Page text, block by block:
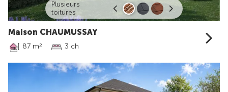
Maison CHAUMUSSAY
87 m2 3 ch
Plusieurs
toitures